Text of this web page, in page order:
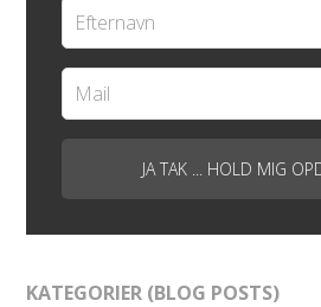
KATEGORIER (BLOG POSTS)